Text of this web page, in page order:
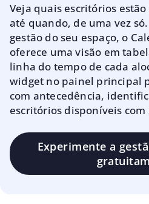
Veja quais escritórios
até quando, de uma vez
gestão do seu espaço, o
oferece uma visão em
linha do tempo de cada
widget no painel principal
com antecedência,
escritórios disponíveis com
Experimente a